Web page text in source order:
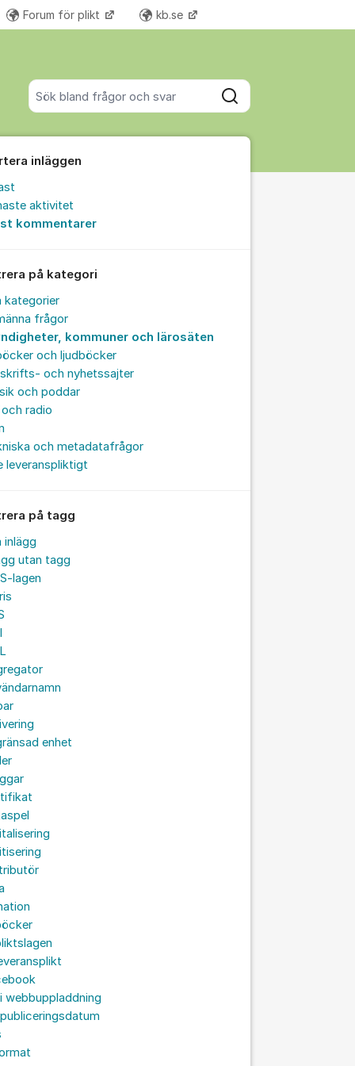
Sök bland alla inlägg
Sök
Forum för plikt kb.se Fler supportlänkar
inläggen
aktivitet
kommentarer
på kategori
kategorier
frågor
kommuner och lärosäten
och ljudböcker
och nyhetssajter
och poddar
radio
och metadatafrågor
leveranspliktigt
på tagg
inlägg
utan tagg
lagen
enhet
webbuppladdning